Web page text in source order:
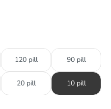
120 pill 90 pill
20 pill 10 pill